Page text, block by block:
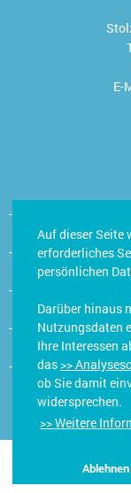
Auf dieser Seite
erforderliches
persönlichen
Darüber hinaus
Nutzungsdaten
Ihre Interessen
das >>
ob Sie damit
widersprechen.
>> Weitere
Ablehnen
E-
Impressum